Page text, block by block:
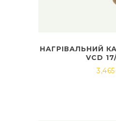
НАГРІВАЛЬНИЙ
VCD
3,465